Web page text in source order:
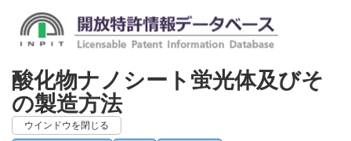
酸化物ナノシート蛍光体及びそ
の製造方法
ウインドウを閉じる